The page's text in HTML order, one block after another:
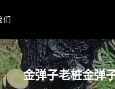
金弹子老桩金弹